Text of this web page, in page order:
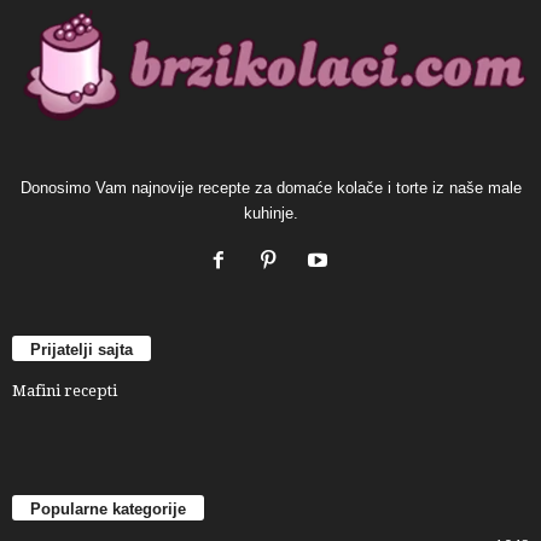
Donosimo Vam najnovije recepte za domaće kolače i torte iz naše male
kuhinje.
Prijatelji sajta
Mafini recepti
Popularne kategorije